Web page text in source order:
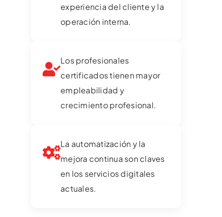
experiencia del cliente y la
operación interna.
Los profesionales
certificados tienen mayor
empleabilidad y
crecimiento profesional.
La automatización y la
mejora continua son claves
en los servicios digitales
actuales.